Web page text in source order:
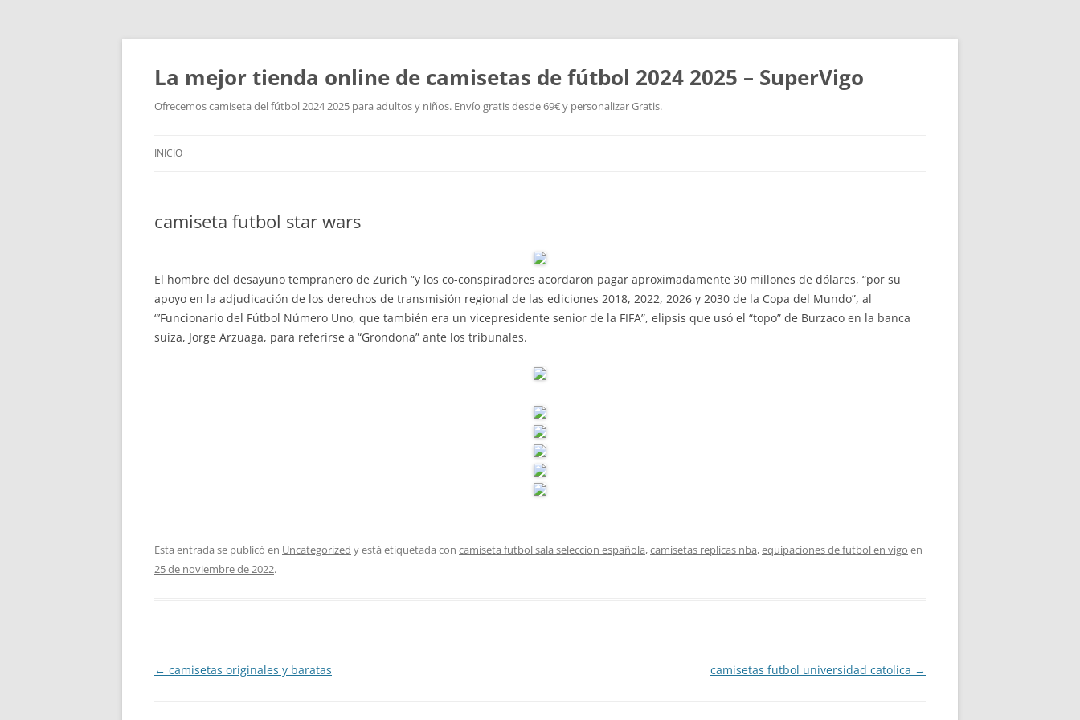
La mejor tienda online de camisetas de fútbol 2024 2025 – SuperVigo
Ofrecemos camiseta del fútbol 2024 2025 para adultos y niños. Envío gratis desde 69€ y personalizar Gratis.
INICIO
camiseta futbol star wars
El hombre del desayuno tempranero de Zurich “y los co-conspiradores acordaron pagar aproximadamente 30 millones de dólares, “por su
apoyo en la adjudicación de los derechos de transmisión regional de las ediciones 2018, 2022, 2026 y 2030 de la Copa del Mundo”, al
“’Funcionario del Fútbol Número Uno, que también era un vicepresidente senior de la FIFA”, elipsis que usó el “topo” de Burzaco en la banca
suiza, Jorge Arzuaga, para referirse a “Grondona” ante los tribunales.
Esta entrada se publicó en Uncategorized y está etiquetada con camiseta futbol sala seleccion española,camisetas replicas nba,equipaciones de futbol en vigo en
25 de noviembre de 2022.
Navegación
← camisetas originales y baratas camisetas futbol universidad catolica →